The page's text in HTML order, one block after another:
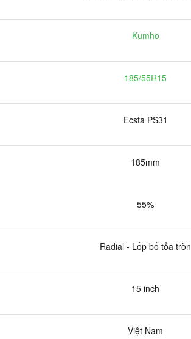
Kumho
185/55R15
Ecsta PS31
185mm
55%
Radial - Lốp bố tỏa tròn
15 inch
Việt Nam